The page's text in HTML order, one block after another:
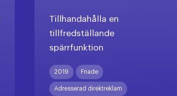
Tillhandahålla en
tillfredställande
spärrfunktion
2019 Friade
Adresserad direktreklam